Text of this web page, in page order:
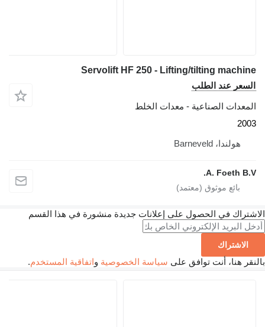
Servolift HF 250 - Lifting/tilting
عند الطلب
الصناعية - معدات الخلط
هولندا، Barneveld
A. Foeth
في الحصول على إعلانات جديدة منشورة في هذا القسم
هنا، أنت توافق على سياسة الخصوصيةواتفاقية المستخدم.